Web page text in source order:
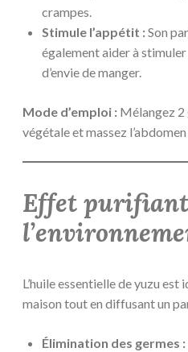
crampes.
Stimule l’appétit :Son
également aider à
d’envie de manger.
Mode d’emploi : Mélangez 2
végétale et massez
Effet
L’huile essentielle de yuzu
maison tout en diffusant un
Élimination des germes :